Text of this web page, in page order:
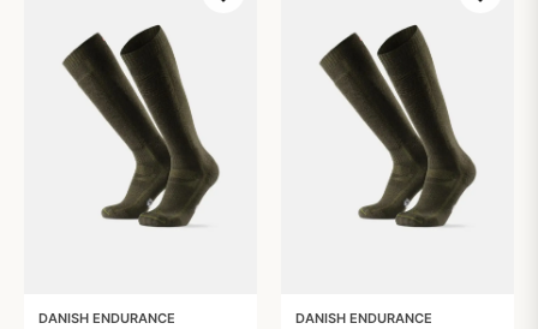
DANISH ENDURANCE DANISH ENDURANCE